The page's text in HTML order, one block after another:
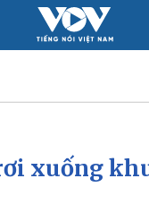
Xã hội
xuống